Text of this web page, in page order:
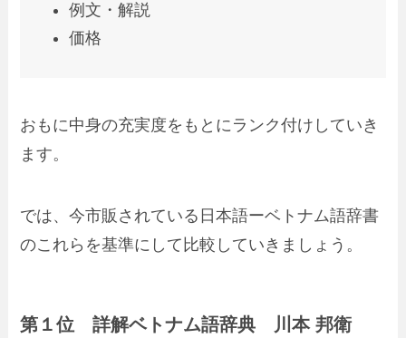
例文・解説
価格
おもに中身の充実度をもとにランク付けしていき
ます。
では、今市販されている日本語ーベトナム語辞書
のこれらを基準にして比較していきましょう。
第１位 詳解ベトナム語辞典 川本 邦衛